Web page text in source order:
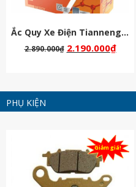
Ắc Quy Xe Điện Tianneng ( Thiên Năng ) Chịu Nhiệt 60v 25Ah
2.890.000₫ 2.190.000₫
PHỤ KIỆN
Giảm giá!